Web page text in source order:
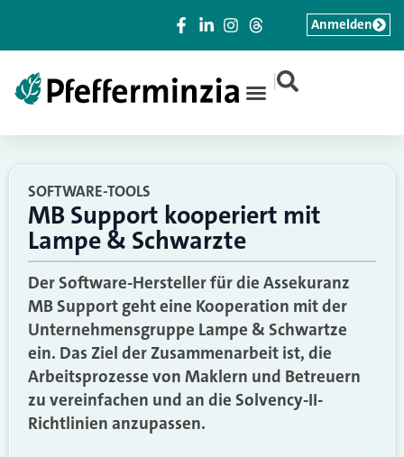
|
Anmelden
SOFTWARE-TOOLS
MB Support kooperiert mit
Lampe & Schwarzte
Der Software-Hersteller für die Assekuranz
MB Support geht eine Kooperation mit der
Unternehmensgruppe Lampe & Schwartze
ein. Das Ziel der Zusammenarbeit ist, die
Arbeitsprozesse von Maklern und Betreuern
zu vereinfachen und an die Solvency-II-
Richtlinien anzupassen.